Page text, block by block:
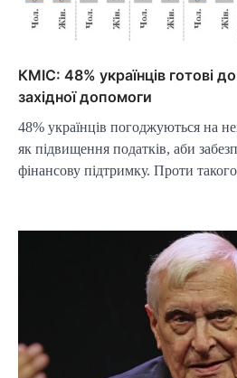
КМІС: 48% українців готові
західної допомоги
48% українців погоджуються на
як підвищення податків, аби
фінансову підтримку. Проти